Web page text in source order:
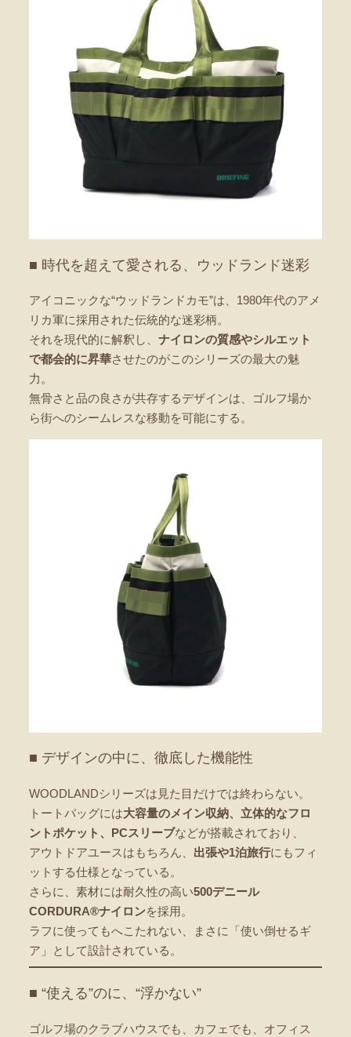
■ 時代を超えて愛される、ウッドランド迷彩
アイコニックな“ウッドランドカモ”は、1980年代のアメ
リカ軍に採用された伝統的な迷彩柄。
それを現代的に解釈し、ナイロンの質感やシルエット
で都会的に昇華させたのがこのシリーズの最大の魅
力。
無骨さと品の良さが共存するデザインは、ゴルフ場か
ら街へのシームレスな移動を可能にする。
■ デザインの中に、徹底した機能性
WOODLANDシリーズは見た目だけでは終わらない。
トートバッグには大容量のメイン収納、立体的なフロ
ントポケット、PCスリーブなどが搭載されており、
アウトドアユースはもちろん、 出張や1泊旅行にもフィ
ットする仕様となっている。
さらに、素材には耐久性の高い500デニール
CORDURA®ナイロンを採用。
ラフに使ってもへこたれない、まさに「使い倒せるギ
ア」として設計されている。
■ “使える”のに、“浮かない”
ゴルフ場のクラブハウスでも、カフェでも、オフィス